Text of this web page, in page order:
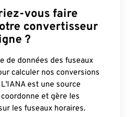
vous faire
convertisseur
?
de données des fuseaux
calculer nos conversions
est une source
et gère les
les fuseaux horaires.